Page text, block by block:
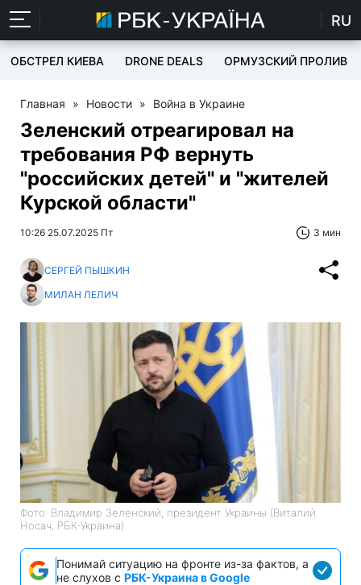
RU
ОБСТРЕЛ КИЕВА DRONE DEALS ОРМУЗСКИЙ ПРОЛИВ
Главная » Новости » Война в Украине
Зеленский отреагировал на
требования РФ вернуть
"российских детей" и "жителей
Курской области"
10:26 25.07.2025 Пт 3 мин
СЕРГЕЙ ПЫШКИН
МИЛАН ЛЕЛИЧ
Фото: Владимир Зеленский, президент Украины (Виталий
Носач, РБК-Украина)
Понимай ситуацию на фронте из-за фактов, а
не слухов с РБК-Украина в Google